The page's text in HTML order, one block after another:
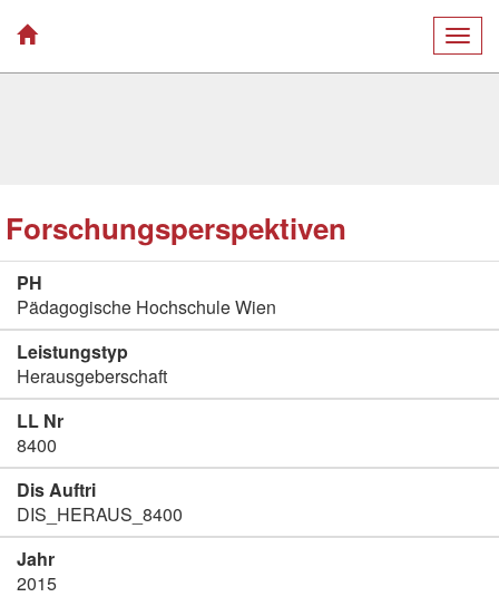
Forschungsperspektiven
PH
Pädagogische Hochschule Wien
Leistungstyp
Herausgeberschaft
LL Nr
8400
Dis Auftri
DIS_HERAUS_8400
Jahr
2015